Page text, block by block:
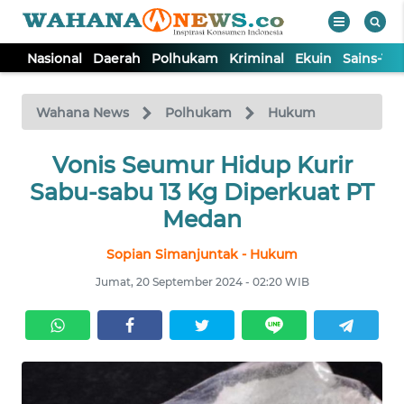
Nasional Daerah Polhukam Kriminal Ekuin Sains-
Wahana News Polhukam Hukum
Vonis Seumur Hidup Kurir
Sabu-sabu 13 Kg Diperkuat PT
Medan
Sopian Simanjuntak - Hukum
Jumat, 20 September 2024 - 02:20 WIB
TV
Tutup
NASIONAL
KRIMINAL
EKUIN